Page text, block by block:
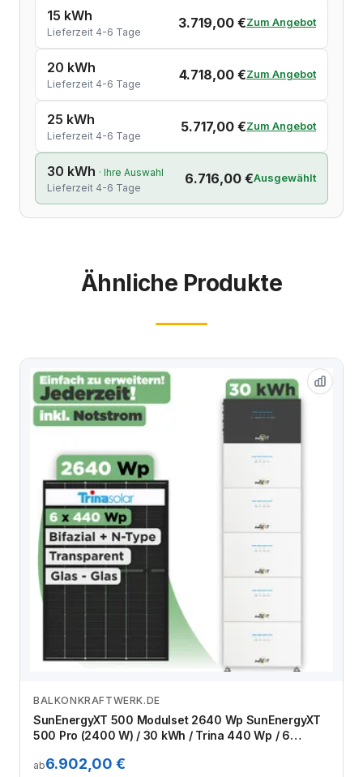
15 kWh
Lieferzeit 4-6 Tage
3.719,00 €Zum Angebot
20 kWh
Lieferzeit 4-6 Tage
4.718,00 €Zum Angebot
25 kWh
Lieferzeit 4-6 Tage
5.717,00 €Zum Angebot
30 kWh · Ihre Auswahl
Lieferzeit 4-6 Tage
6.716,00 €Ausgewählt
Ähnliche Produkte
Zum Angebot
BALKONKRAFTWERK.DE
SunEnergyXT 500 Modulset 2640 Wp SunEnergyXT
500 Pro (2400 W) / 30 kWh / Trina 440 Wp / 6
ab6.902,00 €